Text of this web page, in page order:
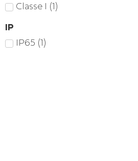
Classe I (1)
IP
IP65 (1)